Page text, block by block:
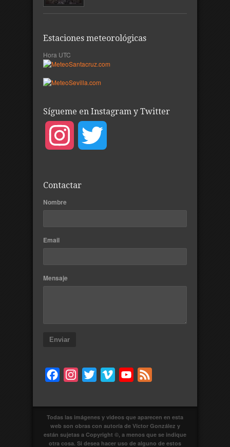
Estaciones meteorológicas
Hora UTC
Sígueme en Instagram y Twitter
Instagram
Contactar
Nombre
Email
Mensaje
Enviar
FacebookInstagram
Twitter Vimeo YouTube
Todas las imágenes y videos que aparecen en esta
web son obras con autoría de Víctor González y
están sujetas a Copyright ©, a menos que se indique
otra cosa. Si desea hacer uso de alguno de estos